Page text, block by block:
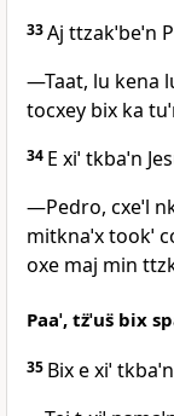
33Aj ttzakˈbeˈn
―Taat, lu kena
tocxey bix ka
34 E xiˈ tkbaˈn
―Pedro, cxeˈl
mitknaˈx tookˈ
oxe maj min
Paaˈ, tz̈ˈus̈ bix
35 Bix e xiˈ